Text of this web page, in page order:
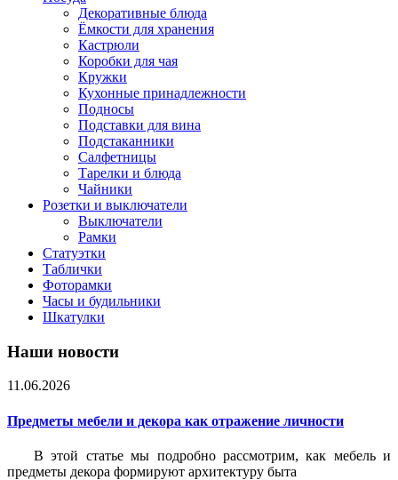
Декоративные блюда
Ёмкости для хранения
Кастрюли
Коробки для чая
Кружки
Кухонные принадлежности
Подносы
Подставки для вина
Подстаканники
Салфетницы
Тарелки и блюда
Чайники
Розетки и выключатели
Выключатели
Рамки
Статуэтки
Таблички
Фоторамки
Часы и будильники
Шкатулки
Наши новости
11.06.2026
Предметы мебели и декора как отражение личности
В этой статье мы подробно рассмотрим, как мебель и
предметы декора формируют архитектуру быта